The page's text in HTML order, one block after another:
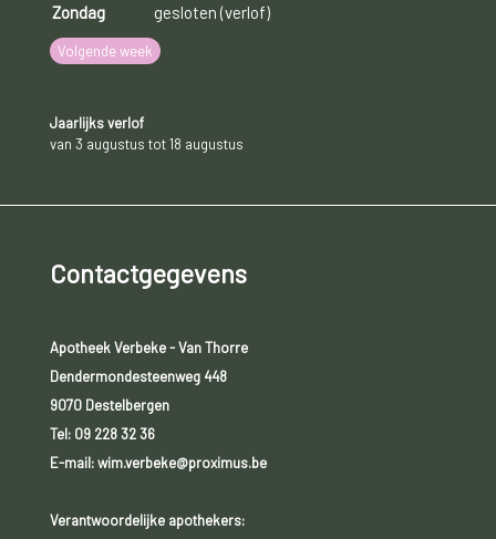
Zondag
gesloten (verlof)
Volgende week
Jaarlijks verlof
van 3 augustus tot 18 augustus
Contactgegevens
Apotheek Verbeke - Van Thorre
Dendermondesteenweg 448
9070 Destelbergen
Tel: 09 228 32 36
E-mail: wim.verbeke@proximus.be
Verantwoordelijke apothekers: